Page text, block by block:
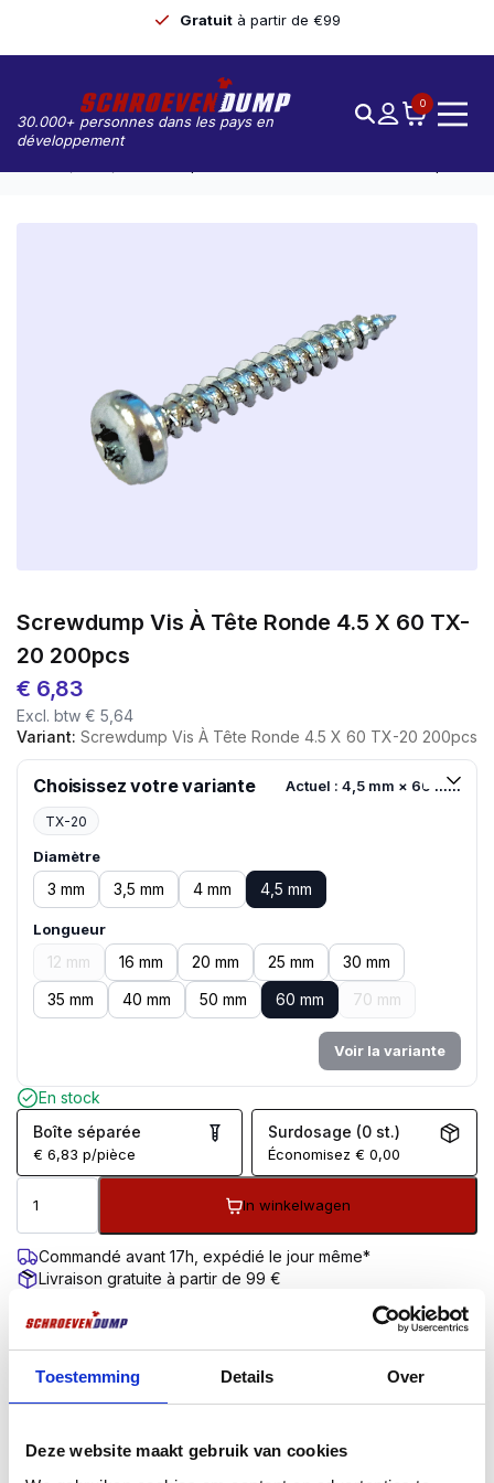
Toestemming Details Over
Deze website maakt gebruik van cookies
Gratuit à partir de €99
30.000+ personnes dans les pays en
développement
0
Screwdump Vis À Tête Ronde 4.5 X 60 TX-
20 200pcs
€ 6,83
Excl. btw € 5,64
Variant: Screwdump Vis À Tête Ronde 4.5 X 60 TX-20 200pcs
Choisissez votre variante Actuel : 4,5 mm × 60 mm
TX-20
Diamètre
3 mm 3,5 mm 4 mm 4,5 mm
Longueur
12 mm 16 mm 20 mm 25 mm
30 mm
35 mm
40 mm 50 mm 60 mm 70 mm
Voir la variante
En stock
Boîte séparée
€ 6,83 p/pièce
Surdosage (0 st.)
Économisez€ 0,00
In winkelwagen
Commandé avant 17h, expédié le jour même*
Livraison gratuite à partir de 99 €
Évaluation des clients 9,7/10
DESCRIPTIONINFORMATIONS COMPLÉMENTAIRESAVIS (0)
La version à tête cylindrique ou sphérique convient